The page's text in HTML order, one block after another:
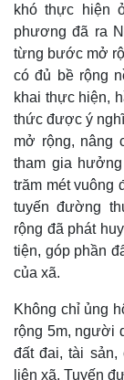
Thế giới
Quan sát
Cuộc sống đó đây
Hồ sơ
khó thực hiện
phương đã ra
từng bước mở
có đủ bề rộng
khai thực hiện,
thức được ý
mở rộng, nâng
tham gia
trăm mét vuông
tuyến đường
rộng đã phát
tiện, góp phần
của xã.
Không chỉ ủng
rộng 5m, người
đất đai, tài
liên xã. Tuyến